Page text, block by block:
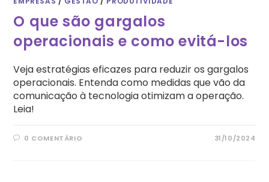
O que são gargalos
operacionais e como evitá-los
Veja estratégias eficazes para reduzir os gargalos
operacionais. Entenda como medidas que vão da
comunicação à tecnologia otimizam a operação.
Leia!
0 COMENTÁRIO 31/10/2024